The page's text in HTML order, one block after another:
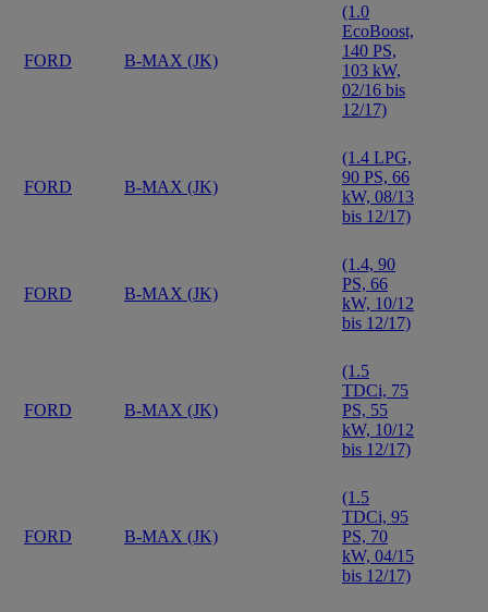
FORD B-MAX (JK)
(1.0
EcoBoost,
140 PS,
103 kW,
02/16 bis
12/17)
FORD B-MAX (JK)
(1.4 LPG,
90 PS, 66
kW, 08/13
bis 12/17)
FORD B-MAX (JK)
(1.4, 90
PS, 66
kW, 10/12
bis 12/17)
FORD B-MAX (JK)
(1.5
TDCi, 75
PS, 55
kW, 10/12
bis 12/17)
FORD B-MAX (JK)
(1.5
TDCi, 95
PS, 70
kW, 04/15
bis 12/17)